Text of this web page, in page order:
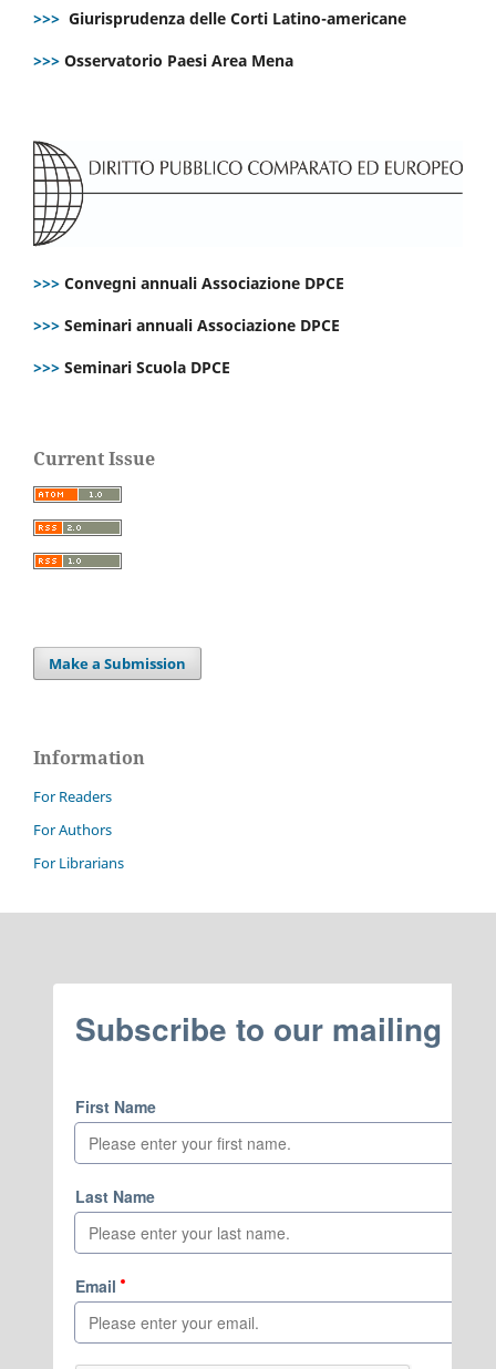
>>> Giurisprudenza delle Corti Latino-americane
>>> Osservatorio Paesi Area Mena
>>> Convegni annuali Associazione DPCE
>>> Seminari annuali Associazione DPCE
>>> Seminari Scuola DPCE
Current Issue
Make a Submission
Information
For Readers
For Authors
For Librarians